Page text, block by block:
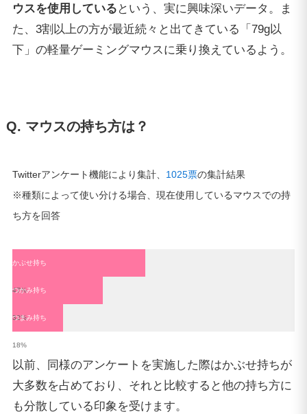
ウスを使用している という、実に興味深いデータ。ま
た、3割以上の方が最近続々と出てきている「79g以
下」の軽量ゲーミングマウスに乗り換えているよう。
Q. マウスの持ち方は？
Twitterアンケート機能により集計、 1025票の集計結果
※種類によって使い分ける場合、現在使用しているマウスでの持
ち方を回答
かぶせ持ち
47%
つかみ持ち
32%
つまみ持ち
18%
以前、同様のアンケートを実施した際はかぶせ持ちが
大多数を占めており、それと比較すると他の持ち方に
も分散している印象を受けます。